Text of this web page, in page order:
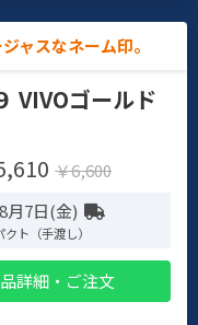
ャスなネーム印。
VIVOゴールド
￥6,600
月7日(金)
ト（手渡し）
詳細・ご注文